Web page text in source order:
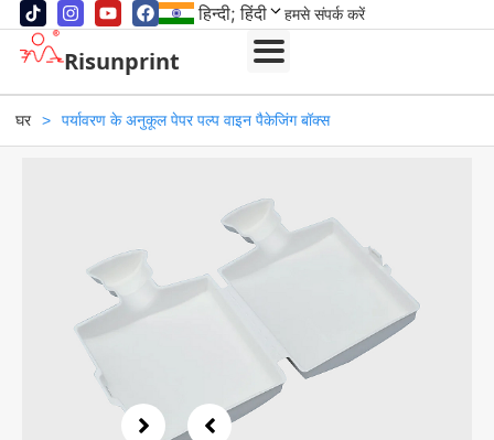
हिन्दी; हिंदी हमसे संपर्क करें
Risunprint
घर > पर्यावरण के अनुकूल पेपर पल्प वाइन पैकेजिंग बॉक्स